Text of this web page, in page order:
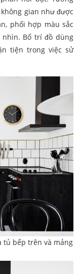
gian như được
phối hợp màu sắc
nhìn. Bố trí đồ dùng
tiện trong việc sử
tủ bếp trên và mảng